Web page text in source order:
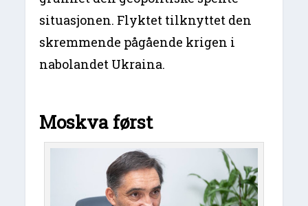
situasjonen. Flyktet tilknyttet den
skremmende pågående krigen i
nabolandet Ukraina.
Moskva først